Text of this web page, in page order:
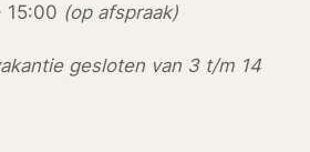
15:00 (op afspraak)
gesloten van 3 t/m 14